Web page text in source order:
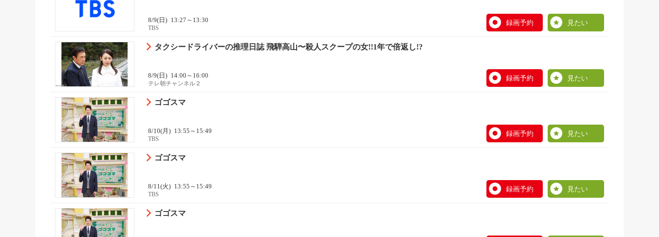
8/9(日) 13:27～13:30
TBS
録画予約 見たい
タクシードライバーの推理日誌 飛騨高山〜殺人スクープの女!!1年で倍返し!?
8/9(日) 14:00～16:00
テレ朝チャンネル２
録画予約 見たい
ゴゴスマ
8/10(月) 13:55～15:49
TBS
録画予約 見たい
ゴゴスマ
8/11(火) 13:55～15:49
TBS
録画予約 見たい
ゴゴスマ